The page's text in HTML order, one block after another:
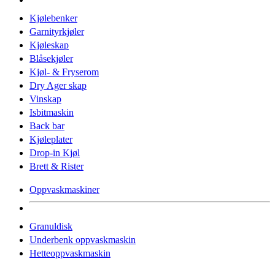
Kjølebenker
Garnityrkjøler
Kjøleskap
Blåsekjøler
Kjøl- & Fryserom
Dry Ager skap
Vinskap
Isbitmaskin
Back bar
Kjøleplater
Drop-in Kjøl
Brett & Rister
Oppvaskmaskiner
Granuldisk
Underbenk oppvaskmaskin
Hetteoppvaskmaskin